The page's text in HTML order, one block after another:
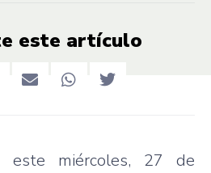
este artículo
este miércoles, 27 de